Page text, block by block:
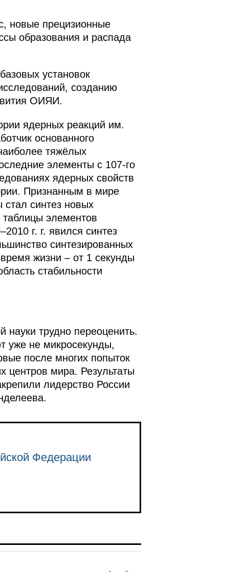
новые прецизионные
образования и распада
установок
созданию
ОИЯИ.
ядерных реакций им.
основанного
тяжёлых
элементы с 107-го
ядерных свойств
Признанным в мире
синтез новых
элементов
г. г. явился синтез
синтезированных
жизни – от 1 секунды
стабильности
трудно переоценить.
уже не микросекунды,
после многих попыток
центров мира. Результаты
лидерство России
Федерации